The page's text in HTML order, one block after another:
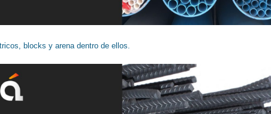
blocks y arena dentro de ellos.